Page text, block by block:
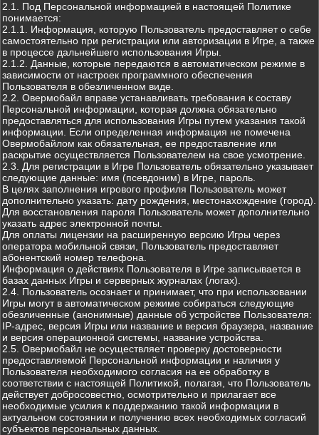
2.1. Под Персональной информацией в настоящей Политике
понимается:
2.1.1. Информация, которую Пользователь предоставляет о себе
самостоятельно при регистрации или авторизации в Игре, а также
в процессе дальнейшего использования Игры.
2.1.2. Данные, которые передаются в автоматическом режиме в
зависимости от настроек программного обеспечения
Пользователя в обезличенном виде.
2.2. Овермобайл вправе устанавливать требования к составу
Персональной информации, которая должна обязательно
предоставляться для использования Игры путем указания такой
информации. Если определенная информация не помечена
Овермобайлом как обязательная, ее предоставление или
раскрытие осуществляется Пользователем на свое усмотрение.
2.3. Для регистрации в Игре Пользователь обязательно указывает
следующие данные: имя (псевдоним) в Игре, пароль.
В целях заполнения игрового профиля Пользователь может
дополнительно указать: дату рождения, местонахождение (город).
Для восстановления пароля Пользователь может дополнительно
указать адрес электронной почты.
Для оплаты лицензии на расширенную версию Игры через
оператора мобильной связи, Пользователь предоставляет
абонентский номер телефона.
Информация о действиях Пользователя в Игре записывается в
базах данных Игры и серверных журналах (логах).
2.4. Пользователь осознает и принимает, что при использовании
Игры могут в автоматическом режиме собираться следующие
обезличенные (анонимные) данные об устройстве Пользователя:
IP-адрес, версия Игры или название и версия браузера, название
и версия операционной системы, название устройства.
2.5. Овермобайл не осуществляет проверку достоверности
предоставляемой Персональной информации и наличия у
Пользователя необходимого согласия на ее обработку в
соответствии с настоящей Политикой, полагая, что Пользователь
действует добросовестно, осмотрительно и прилагает все
необходимые усилия к поддержанию такой информации в
актуальном состоянии и получению всех необходимых согласий
субъектов персональных данных.